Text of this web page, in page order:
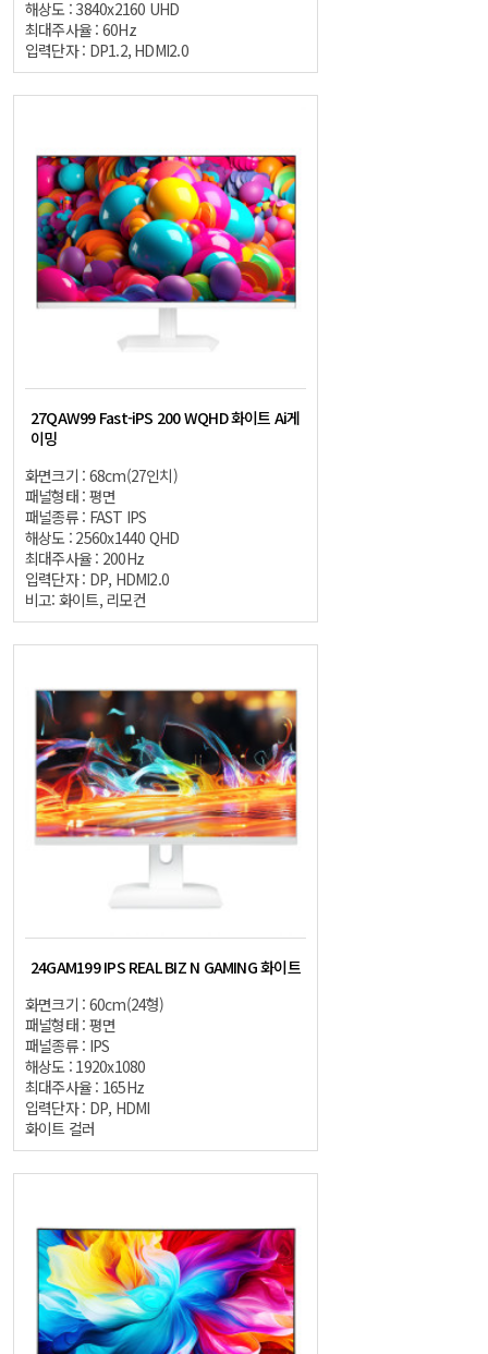
해상도 : 3840x2160 UHD
최대주사율 : 60Hz
입력단자 : DP1.2, HDMI2.0
27QAW99 Fast-iPS 200 WQHD 화이트 Ai게
이밍
화면크기 : 68cm(27인치)
패널형태 : 평면
패널종류 : FAST IPS
해상도 : 2560x1440 QHD
최대주사율 : 200Hz
입력단자 : DP, HDMI2.0
비고: 화이트, 리모컨
24GAM199 IPS REAL BIZ N GAMING 화이트
화면크기 : 60cm(24형)
패널형태 : 평면
패널종류 : IPS
해상도 : 1920x1080
최대주사율 : 165Hz
입력단자 : DP, HDMI
화이트 컬러